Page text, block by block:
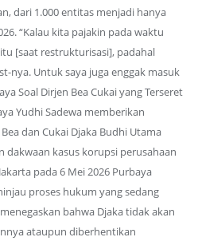
dari 1.000 entitas menjadi hanya
“Kalau kita pajakin pada waktu
[saat restrukturisasi], padahal
nya. Untuk saya juga enggak masuk
Soal Dirjen Bea Cukai yang Terseret
Yudhi Sadewa memberikan
dan Cukai Djaka Budhi Utama
dakwaan kasus korupsi perusahaan
pada 6 Mei 2026 Purbaya
proses hukum yang sedang
bahwa Djaka tidak akan
ataupun diberhentikan